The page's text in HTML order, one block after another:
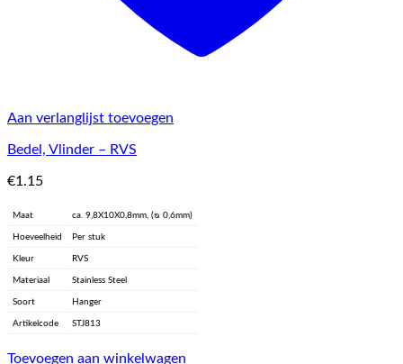
Aan verlanglijst toevoegen
Bedel, Vlinder – RVS
€1.15
Maat ca. 9,8X10X0,8mm, (ᴓ 0,6mm)
Hoeveelheid Per stuk
Kleur RVS
Materiaal Stainless Steel
Soort Hanger
Artikelcode STJ813
Toevoegen aan winkelwagen